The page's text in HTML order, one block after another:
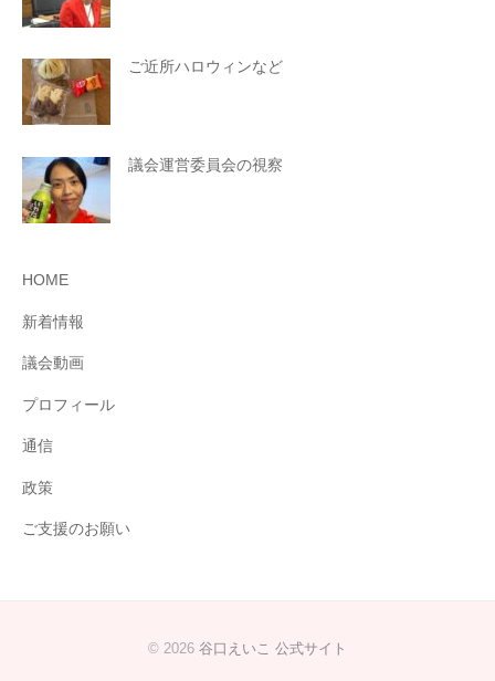
ご近所ハロウィンなど
議会運営委員会の視察
HOME
新着情報
議会動画
プロフィール
通信
政策
ご支援のお願い
© 2026 谷口えいこ 公式サイト